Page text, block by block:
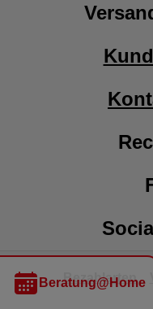
Bezahlarten
Beratung@Home